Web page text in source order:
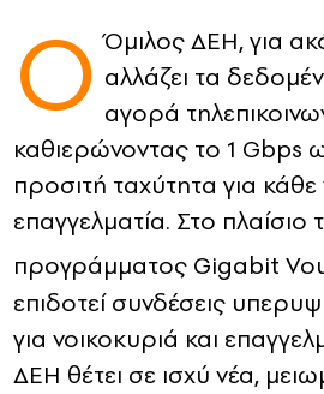
DIA Y NOCHE
CONTACT
ADVERTISE
Ο Όμιλος ΔΕΗ, για
αλλάζει τα
αγορά
καθιερώνοντας το 1 Gbps
προσιτή ταχύτητα για κάθε
επαγγελματία. Στο πλαίσιο
προγράμματος Gigabit
επιδοτεί συνδέσεις
για νοικοκυριά και
ΔΕΗ θέτει σε ισχύ νέα,